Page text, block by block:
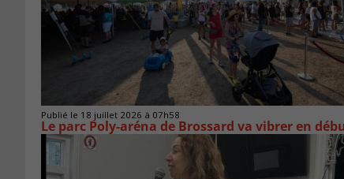
Publié le 18 juillet 2026 à 07h58
Le parc Poly-aréna de Brossard va vibrer en